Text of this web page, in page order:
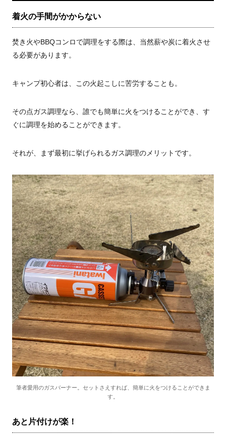
着火の手間がかからない
焚き火やBBQコンロで調理をする際は、当然薪や炭に着火させ
る必要があります。
キャンプ初心者は、この火起こしに苦労することも。
その点ガス調理なら、誰でも簡単に火をつけることができ、す
ぐに調理を始めることができます。
それが、まず最初に挙げられるガス調理のメリットです。
筆者愛用のガスバーナー。セットさえすれば、簡単に火をつけることができま
す。
あと片付けが楽！